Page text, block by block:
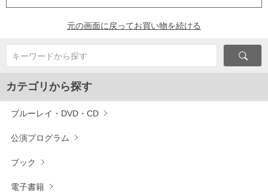
元の画面に戻ってお買い物を続ける
キーワードから探す
カテゴリから探す
ブルーレイ・DVD・CD
公演プログラム
ブック
電子書籍